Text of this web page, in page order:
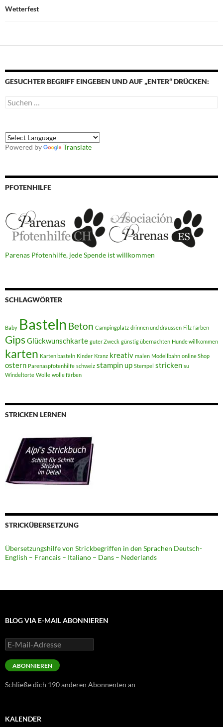
Wetterfest
GESUCHTER BEGRIFF EINGEBEN UND AUF „ENTER“ DRÜCKEN:
Suchen
nach:
Powered by Translate
PFOTENHILFE
Parenas Pfotenhilfe, jede Spende ist willkommen
SCHLAGWÖRTER
Baby Basteln Beton Campingplatz drinnen und draussen Filz färben
GipsGlückwunschkarte guter Zweck günstig übernachten Hunde willkommen
karten Karten basteln Kinder Kranz kreativ malen Modellbahn online Shop
ostern Parenaspfotenhilfe schweiz stampin up Stempel stricken su
Windeltorte Wolle wolle färben
STRICKEN LERNEN
STRICKÜBERSETZUNG
Übersetzungshilfe von Strickbegriffen in den Sprachen Deutsch-
English – Francais – Italiano – Dans – Nederlands
BLOG VIA E-MAIL ABONNIEREN
E-
Mail-
Adresse
ABONNIEREN
Schließe dich 190 anderen Abonnenten an
KALENDER